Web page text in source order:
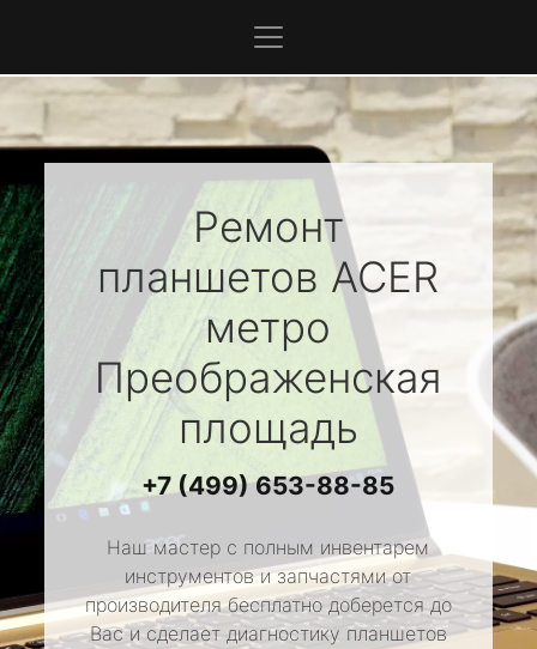
Ремонт
планшетов ACER
метро
Преображенская
площадь
+7 (499) 653-88-85
Наш мастер с полным инвентарем
инструментов и запчастями от
производителя бесплатно доберется до
Вас и сделает диагностику планшетов